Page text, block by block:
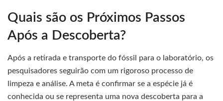
Quais são os Próximos Passos
Após a Descoberta?
Após a retirada e transporte do fóssil para o laboratório, os
pesquisadores seguirão com um rigoroso processo de
limpeza e análise. A meta é confirmar se a espécie já é
conhecida ou se representa uma nova descoberta para a